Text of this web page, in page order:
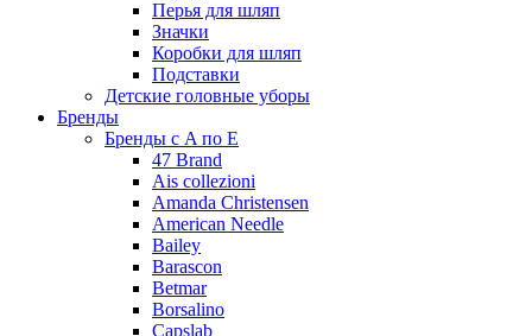
Перья для шляп
Значки
Коробки для шляп
Подставки
Детские головные уборы
Бренды
Бренды с A по E
47 Brand
Ais collezioni
Amanda Christensen
American Needle
Bailey
Barascon
Betmar
Borsalino
Capslab